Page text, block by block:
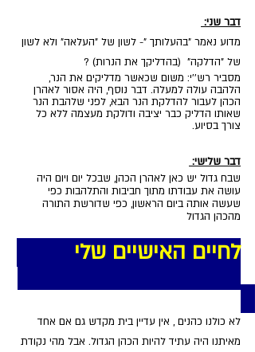
דבר שני:
מדוע נאמר "בהעלותך "- לשון של "העלאה" ולא לשון
של "הדלקה"  (בהדליקך את הנרות) ?
מסביר רש''י: משום שכאשר מדליקים את הנר,
הלהבה עולה למעלה. דבר נוסף, היה אסור לאהרן
הכהן לעבור להדלקת הנר הבא, לפני שלהבת הנר
שאותו הדליק כבר יציבה ודולקת מעצמה ללא כל
צורך בסיוע.
דבר שלישי:
שבח גדול יש כאן לאהרן הכהן, שבכל יום ויום היה
עושה את עבודתו מתוך חביבות והתלהבות כפי
שעשה אותה ביום הראשון, כפי שדורשת התורה
מהכהן הגדול
לחיים האישיים שלי
לא כולנו כהנים , אין עדיין בית מקדש גם אם אחד
מאיתנו היה עתיד להיות הכהן הגדול. אבל מהי נקודת